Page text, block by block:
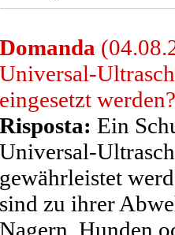
Domanda
Universal-
eingesetzt werden?
Risposta: Ein
Universal-
gewährleistet
sind zu ihrer
Nagern, Hunden